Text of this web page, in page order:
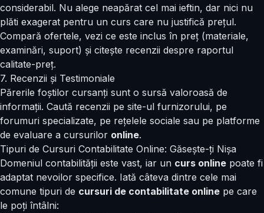
considerabil. Nu alege neapărat cel mai ieftin, dar nici nu
plăti exagerat pentru un curs care nu justifică prețul.
Compară ofertele, vezi ce este inclus în preț (materiale,
examinări, suport) și citește recenzii despre raportul
calitate-preț.
7. Recenzii și Testimoniale
Părerile foștilor cursanți sunt o sursă valoroasă de
informații. Caută recenzii pe site-ul furnizorului, pe
forumuri specializate, pe rețelele sociale sau pe platforme
de evaluare a cursurilor online.
Tipuri de Cursuri Contabilitate Online: Găsește-ți Nișa
Domeniul contabilității este vast, iar un curs online poate fi
adaptat nevoilor specifice. Iată câteva dintre cele mai
comune tipuri de cursuri de contabilitate online pe care
le poți întâlni: